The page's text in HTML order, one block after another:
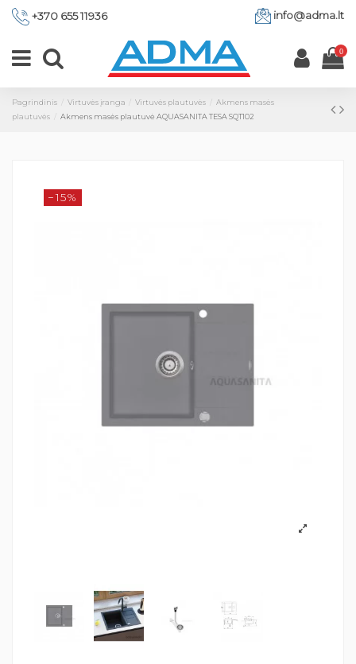
+370 655 11936 info@adma.lt
0
Pagrindinis Virtuvės įranga Virtuvės plautuvės
Akmens masės
plautuvės
Akmens masės plautuvė AQUASANITA TESA SQT102
−15%